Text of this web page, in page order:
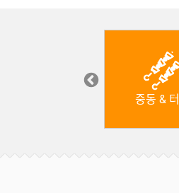
중동 & 터